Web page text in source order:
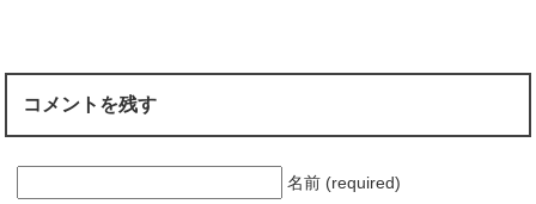
コメントを残す
名前 (required)